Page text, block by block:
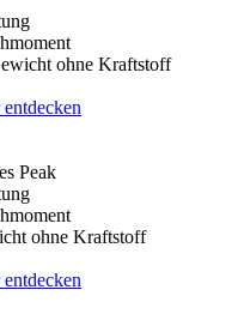
ohne Kraftstoff
entdecken
Peak
ohne Kraftstoff
entdecken